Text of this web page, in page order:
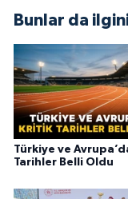
Bunlar da
Türkiye ve
Tarihler Belli Oldu